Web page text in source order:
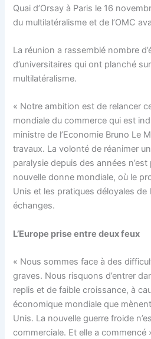
Quai d’Orsay à Paris le 16
du multilatéralisme et de l’OMC
La réunion a rassemblé nombre
d’universitaires qui ont planché
multilatéralisme.
« Notre ambition est de relancer
mondiale du commerce qui est
ministre de l’Economie Bruno Le
travaux. La volonté de réanimer
paralysie depuis des années
nouvelle donne mondiale, où le
Unis et les pratiques déloyales de
échanges.
L’Europe prise entre deux feux
« Nous sommes face à des
graves. Nous risquons d’entrer
replis et de faible croissance, à
économique mondiale que
Unis. La nouvelle guerre froide
commerciale. Et elle a commencé